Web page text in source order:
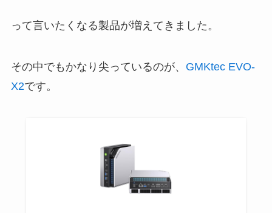
って言いたくなる製品が増えてきました。
その中でもかなり尖っているのが、 GMKtec EVO-
X2です。